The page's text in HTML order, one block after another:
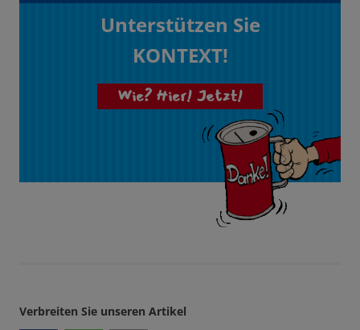
Unterstützen Sie
KONTEXT!
Wie? Hier! Jetzt!
Verbreiten Sie unseren Artikel